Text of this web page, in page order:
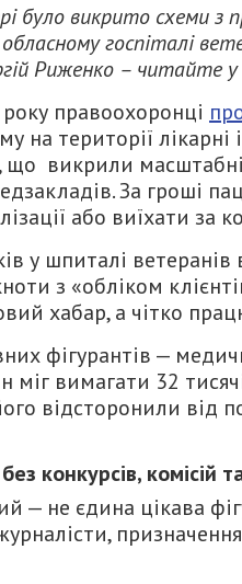
було викрито схеми з
госпіталі
Риженко – читайте
правоохоронці
на території
що викрили
За гроші
або виїхати за
у шпиталі
з «обліком
хабар, а чітко
фігурантів —
міг вимагати 32
відсторонили від
конкурсів, комісій
— не єдина цікава